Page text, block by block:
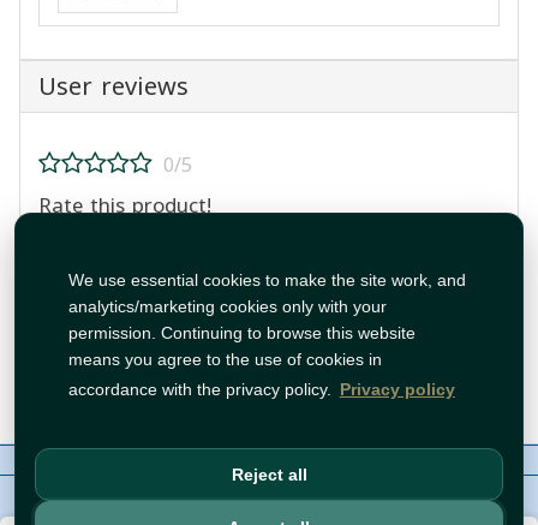
We use essential cookies to make the site work, and
analytics/marketing cookies only with your
permission. Continuing to browse this website
means you agree to the use of cookies in
accordance with the privacy policy. Privacy policy
Reject all
User reviews
0/5
Rate this product!
Post Review
About Us
WhatsApp
Copyright©Tawfeer 2018-2026